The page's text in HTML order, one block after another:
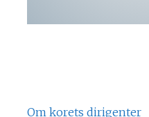
Om korets dirigenter